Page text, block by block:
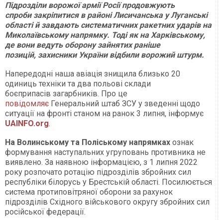
Підрозділи ворожої армії Росії продовжують
спроби закріпитися в районі Лисичанська у Луганські
області й завдають систематичних ракетних ударів на
Миколаївському напрямку. Тоді як на Харківському,
де вони ведуть оборону зайнятих раніше
позицій, захисники України відбили ворожий штурм.
Напередодні наша авіація знищила близько 20
одиниць техніки та два польові склади
боєприпасів загарбників. Про це
повідомляє Генеральний штаб ЗСУ у зведенні щодо
ситуації на фронті станом на ранок 3 липня, інформує
UAINFO.org.
На Волинському та Поліському напрямках ознак
формування наступальних угруповань противника не
виявлено. За наявною інформацією, з 1 липня 2022
року розпочато ротацію підрозділів збройних сил
республіки білорусь у Брестській області. Посилюється
система протиповітряної оборони за рахунок
підрозділів Східного військового округу збройних сил
російської федерації.